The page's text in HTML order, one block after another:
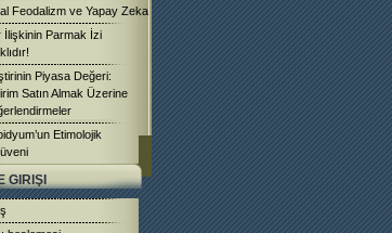
Feodalizm ve Yapay Zeka
İlişkinin Parmak İzi
Piyasa Değeri:
Satın Almak Üzerine
Etimolojik
GIRIŞI